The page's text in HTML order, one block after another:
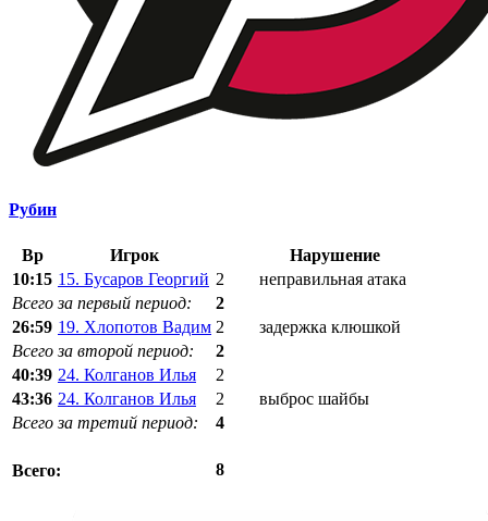
Рубин
Вр Игрок
Нарушение
10:15 15. Бусаров Георгий 2
неправильная атака
Всего за первый период:
2
26:59 19. Хлопотов Вадим 2
задержка клюшкой
Всего за второй период:
2
40:39 24. Колганов Илья
2
43:36 24. Колганов Илья 2
выброс шайбы
Всего за третий период:
4
Всего: 8